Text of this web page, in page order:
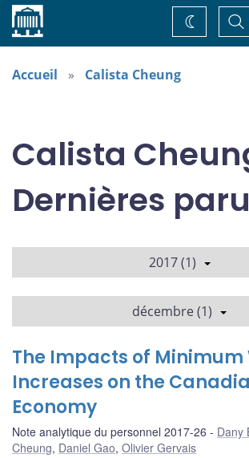
Accueil la
Changez
de
Accueil Calista Cheung
Calista
Dernières
2017 (1)
décembre (1)
The Impacts of Minimum
Increases on the
Economy
Note analytique du personnel 2017-26 Dany
Cheung, Daniel Gao, Olivier Gervais